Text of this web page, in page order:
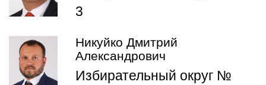
3
Никуйко Дмитрий
Александрович
Избирательный округ №